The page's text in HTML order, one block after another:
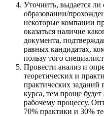
Уточнить, выдается
образовании/
некоторые компании
оказаться наличие
документа,
равных кандидатах,
пользу того
Провести анализ и
теоретических и
практических
курса, тем проще будет
рабочему процессу.
70% практики и 30%